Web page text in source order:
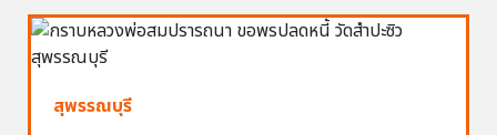
สุพรรณบุรี